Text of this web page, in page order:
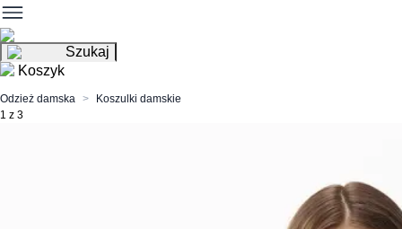
Szukaj
Koszyk
Odzież damska
Koszulki damskie
1 z 3